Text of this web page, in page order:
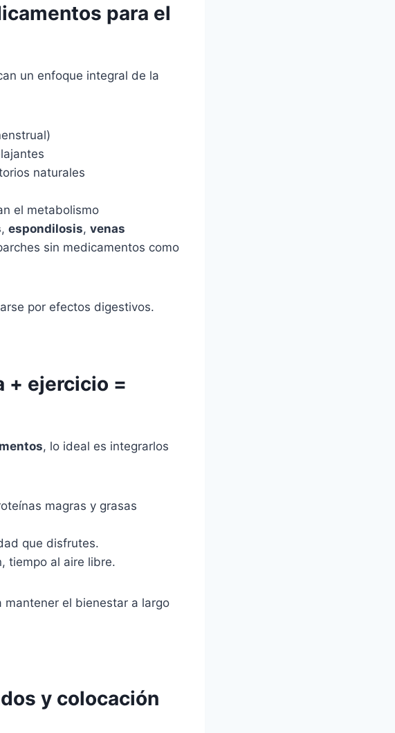
para el
un enfoque integral de la
naturales
el metabolismo
, espondilosis, venas
sin medicamentos como
por efectos digestivos.
+ ejercicio =
, lo ideal es integrarlos
magras y grasas
que disfrutes.
tiempo al aire libre.
el bienestar a largo
y colocación